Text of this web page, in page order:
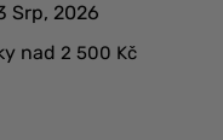
Srp, 2026
nad 2 500 Kč